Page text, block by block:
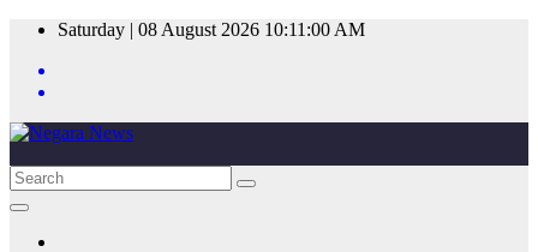
Skip
content
Saturday | 08 August 2026 10:11:00 AM